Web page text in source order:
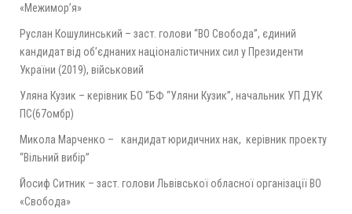
«Межимор’я»
Руслан Кошулинський – заст. голови “ВО Свобода”, єдиний
кандидат від об’єднаних націоналістичних сил у Президенти
України (2019), військовий
Уляна Кузик – керівник БО “БФ “Уляни Кузик”, начальник УП ДУК
ПС(67омбр)
Микола Марченко – кандидат юридичних нак, керівник проекту
“Вільний вибір”
Йосиф Ситник – заст. голови Львівської обласної організації ВО
«Свобода»